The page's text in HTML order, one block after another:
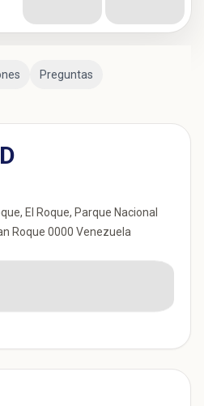
Preguntas
El Roque, Parque Nacional
Roque 0000 Venezuela